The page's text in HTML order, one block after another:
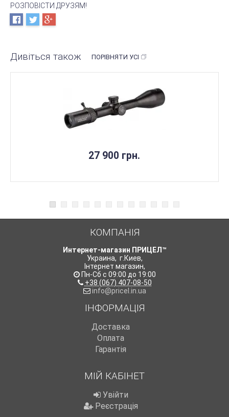
РОЗПОВІСТИ ДРУЗЯМ!
Дивіться також ПОРІВНЯТИ УСІ
27 900 грн.
КОМПАНІЯ
Интернет-магазин ПРИЦЕЛ™
Украина, г.Киев,
Інтернет магазин,
Пн-Сб с 09:00 до 19:00
+38 (067) 407-08-50
info@pricel.in.ua
ІНФОРМАЦІЯ
Доставка
Оплата
Гарантія
МІЙ КАБІНЕТ
Увійти
Реєстрація